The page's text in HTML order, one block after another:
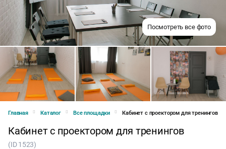
Посмотреть все фото
Главная Каталог Все площадки Кабинет с проектором для тренингов
Кабинет с проектором для тренингов
(ID 1523)